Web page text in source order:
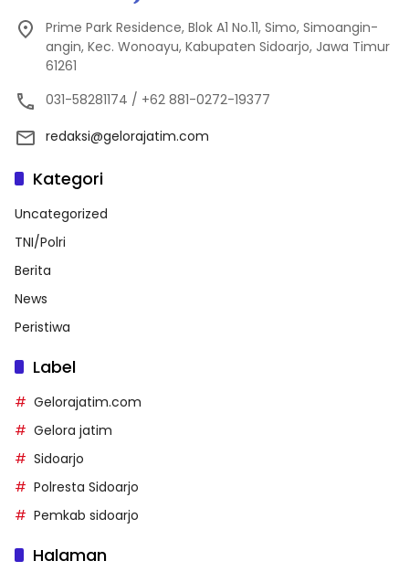
Prime Park Residence, Blok A1 No.11, Simo, Simoangin-
angin, Kec. Wonoayu, Kabupaten Sidoarjo, Jawa Timur
61261
031-58281174 / +62 881-0272-19377
redaksi@gelorajatim.com
Kategori
Uncategorized
TNI/Polri
Berita
News
Peristiwa
Label
Gelorajatim.com
Gelora jatim
Sidoarjo
Polresta Sidoarjo
Pemkab sidoarjo
Halaman